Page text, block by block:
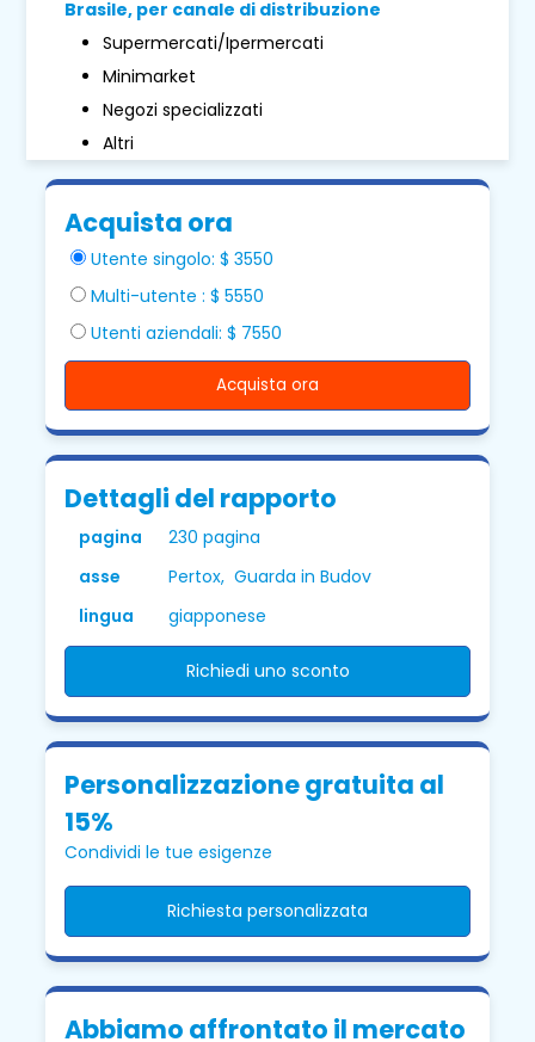
Brasile, per canale di distribuzione
Supermercati/Ipermercati
Minimarket
Negozi specializzati
Altri
Acquista ora
Utente singolo: $ 3550
Multi-utente : $ 5550
Utenti aziendali: $ 7550
Acquista ora
Dettagli del rapporto
pagina
230 pagina
asse
Pertox, Guarda in Budov
lingua
giapponese
Richiedi uno sconto
Personalizzazione gratuita al
15%
Condividi le tue esigenze
Richiesta personalizzata
Abbiamo affrontato il mercato